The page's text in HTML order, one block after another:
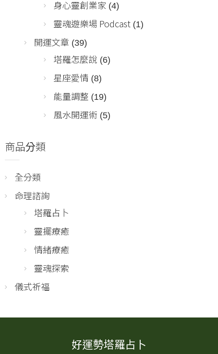
身心靈創業家 (4)
靈魂遊樂場 Podcast (1)
開運文章 (39)
塔羅怎麼說 (6)
星座愛情 (8)
能量調整 (19)
風水開運術 (5)
商品分類
全分類
命理諮詢
塔羅占卜
靈擺療癒
情緒療癒
靈魂探索
儀式祈福
好運勢塔羅占卜